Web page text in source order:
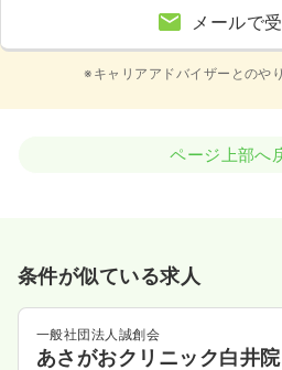
メールで
※キャリアアドバイザーとのや
ページ上部へ
条件が似ている求人
一般社団法人誠創会
あさがおクリニック白井院